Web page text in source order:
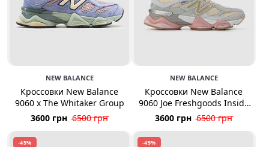
NEW BALANCE
Кроссовки New Balance
9060 x The Whitaker Group
3600 грн 6500 грн
NEW BALANCE
Кроссовки New Balance
9060 Joe Freshgoods Inside
Voices Baby Shower
3600 грн 6500 грн
-45% -45%